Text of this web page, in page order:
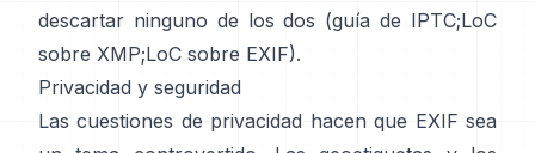
descartar ninguno de los dos (guía de IPTC;LoC
sobre XMP;LoC sobre EXIF).
Privacidad y seguridad
Las cuestiones de privacidad hacen que EXIF sea